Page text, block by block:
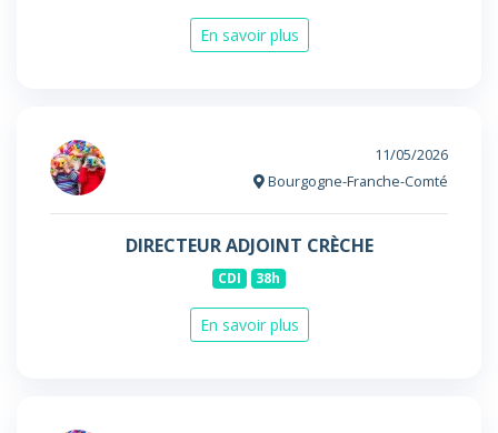
En savoir plus
11/05/2026
Bourgogne-Franche-Comté
DIRECTEUR ADJOINT CRÈCHE
CDI 38h
En savoir plus